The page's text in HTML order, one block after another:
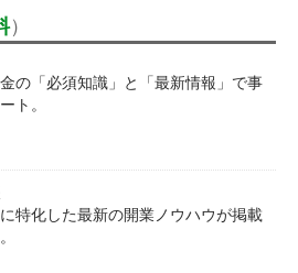
）
の「必須知識」と「最新情報」で事
ト。
特化した最新の開業ノウハウが掲載